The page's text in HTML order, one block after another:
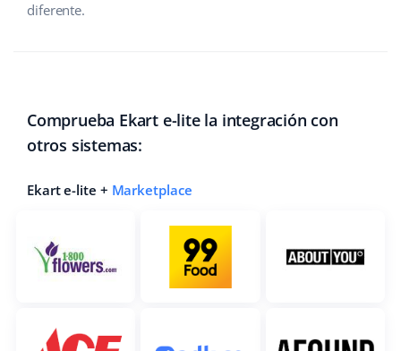
diferente.
Comprueba Ekart e-lite la integración con
otros sistemas:
Ekart e-lite + Marketplace